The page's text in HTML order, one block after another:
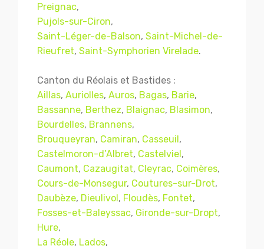
Preignac,
Pujols-sur-Ciron,
Saint-Léger-de-Balson, Saint-Michel-de-
Rieufret, Saint-Symphorien Virelade.
Canton du Réolais et Bastides :
Aillas, Auriolles, Auros, Bagas, Barie,
Bassanne, Berthez, Blaignac, Blasimon,
Bourdelles, Brannens,
Brouqueyran, Camiran, Casseuil ,
Castelmoron-d’Albret, Castelviel ,
Caumont, Cazaugitat, Cleyrac, Coimères,
Cours-de-Monsegur, Coutures-sur-Drot,
Daubèze, Dieulivol , Floudès, Fontet,
Fosses-et-Baleyssac, Gironde-sur-Dropt,
Hure,
La Réole, Lados,